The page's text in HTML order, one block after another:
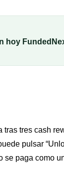
hoy
tres cash
pulsar
paga como